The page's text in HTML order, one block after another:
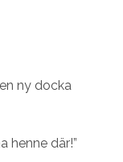
ny docka
henne där!”